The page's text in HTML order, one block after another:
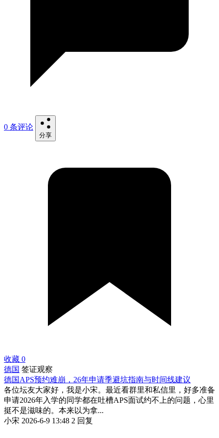
0 条评论
分享
收藏 0
德国 签证观察
德国APS预约难崩，26年申请季避坑指南与时间线建议
各位坛友大家好，我是小宋。最近看群里和私信里，好多准备
申请2026年入学的同学都在吐槽APS面试约不上的问题，心里
挺不是滋味的。本来以为拿...
小宋 2026-6-9 13:48 2 回复